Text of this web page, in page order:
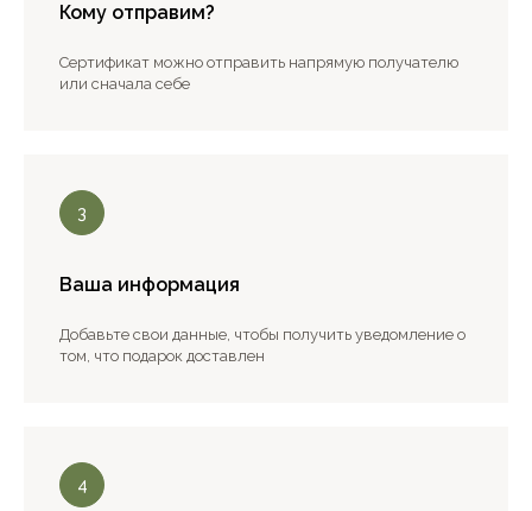
Кому отправим?
Сертификат можно отправить напрямую получателю
или сначала себе
Ваша информация
Добавьте свои данные, чтобы получить уведомление о
том, что подарок доставлен